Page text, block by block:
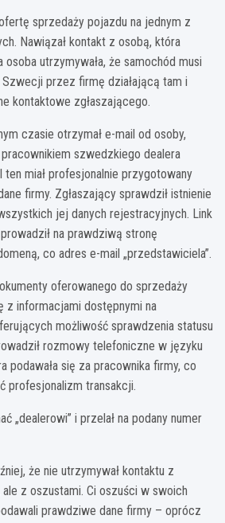
sprzedaży pojazdu na jednym z
Nawiązał kontakt z osobą, która
osoba utrzymywała, że samochód musi
przez firmę działającą tam i
kontaktowe zgłaszającego.
czasie otrzymał e-mail od osoby,
szwedzkiego dealera
ten miał profesjonalnie przygotowany
firmy. Zgłaszający sprawdził istnienie
jej danych rejestracyjnych. Link
na prawdziwą stronę
co adres e-mail „przedstawiciela”.
oferowanego do sprzedaży
z informacjami dostępnymi na
możliwość sprawdzenia statusu
rozmowy telefoniczne w języku
podawała się za pracownika firmy, co
profesjonalizm transakcji.
„dealerowi” i przelał na podany numer
że nie utrzymywał kontaktu z
z oszustami. Ci oszuści w swoich
prawdziwe dane firmy – oprócz